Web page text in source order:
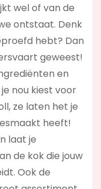
wel of van de
ontstaat. Denk
hebt? Dan
geweest!
en
nou kiest voor
ze laten het je
heeft!
laat je
de kok die jouw
Ook de